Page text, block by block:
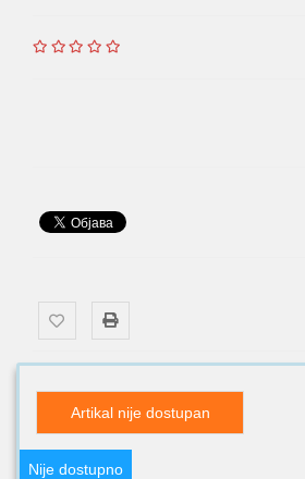
Artikal nije dostupan
Nije dostupno